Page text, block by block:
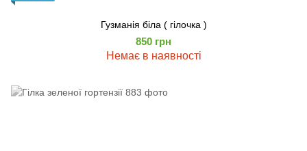
Гузманія біла ( гілочка )
850 грн
Немає в наявності